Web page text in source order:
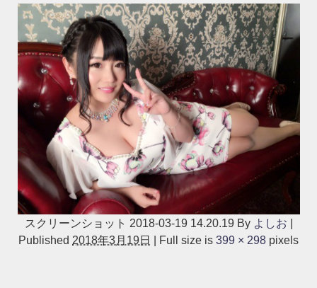
スクリーンショット 2018-03-19 14.20.19 By よしお
Published 2018年3月19日 Full size is 399 × 298 pixels